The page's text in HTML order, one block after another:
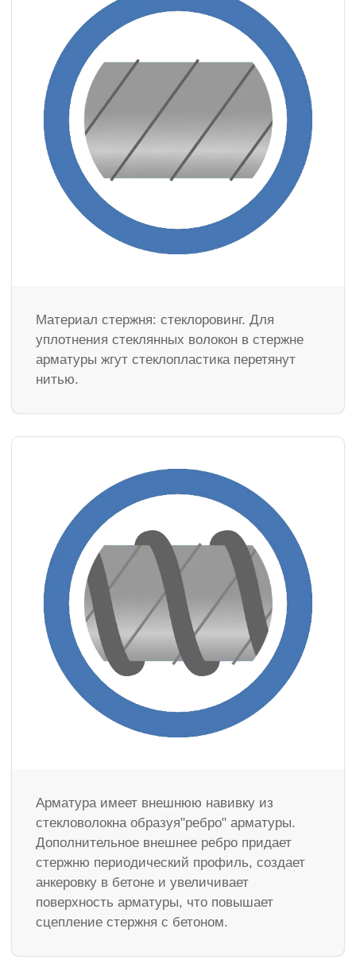
Материал стержня: стеклоровинг. Для
уплотнения стеклянных волокон в стержне
арматуры жгут стеклопластика перетянут
нитью.
Арматура имеет внешнюю навивку из
стекловолокна образуя"ребро" арматуры.
Дополнительное внешнее ребро придает
стержню периодический профиль, создает
анкеровку в бетоне и увеличивает
поверхность арматуры, что повышает
сцепление стержня с бетоном.